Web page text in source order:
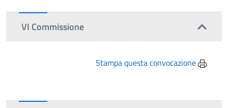
VI Commissione
Stampa questa convocazione